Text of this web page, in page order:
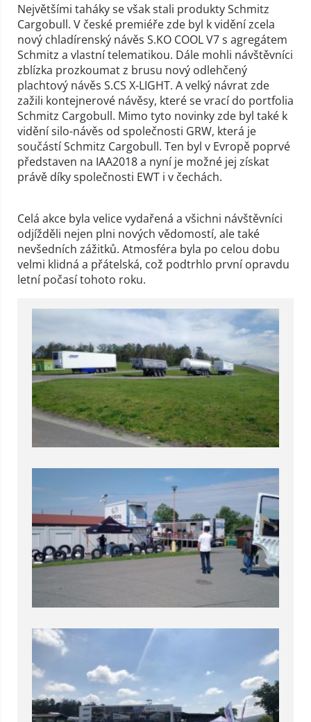
Největšími taháky se však stali produkty Schmitz
Cargobull. V české premiéře zde byl k vidění zcela
nový chladírenský návěs S.KO COOL V7 s agregátem
Schmitz a vlastní telematikou. Dále mohli návštěvníci
zblízka prozkoumat z brusu nový odlehčený
plachtový návěs S.CS X-LIGHT. A velký návrat zde
zažili kontejnerové návěsy, které se vrací do portfolia
Schmitz Cargobull. Mimo tyto novinky zde byl také k
vidění silo-návěs od společnosti GRW, která je
součástí Schmitz Cargobull. Ten byl v Evropě poprvé
představen na IAA2018 a nyní je možné jej získat
právě díky společnosti EWT i v čechách.
Celá akce byla velice vydařená a všichni návštěvníci
odjížděli nejen plni nových vědomostí, ale také
nevšedních zážitků. Atmosféra byla po celou dobu
velmi klidná a přátelská, což podtrhlo první opravdu
letní počasí tohoto roku.